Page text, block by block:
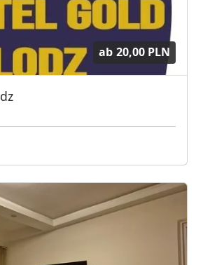
ab 20,00 PLN